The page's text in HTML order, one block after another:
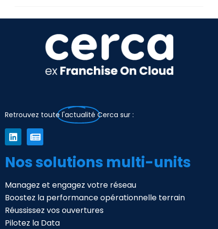
Retrouvez toute l'actualité Cerca sur :
Nos solutions multi-units
Managez et engagez votre réseau
Boostez la performance opérationnelle terrain
Réussissez vos ouvertures
Pilotez la Data